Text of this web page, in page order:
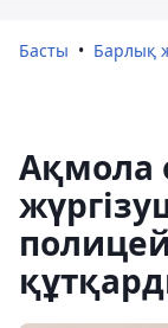
Басты Барлық
Ақмола